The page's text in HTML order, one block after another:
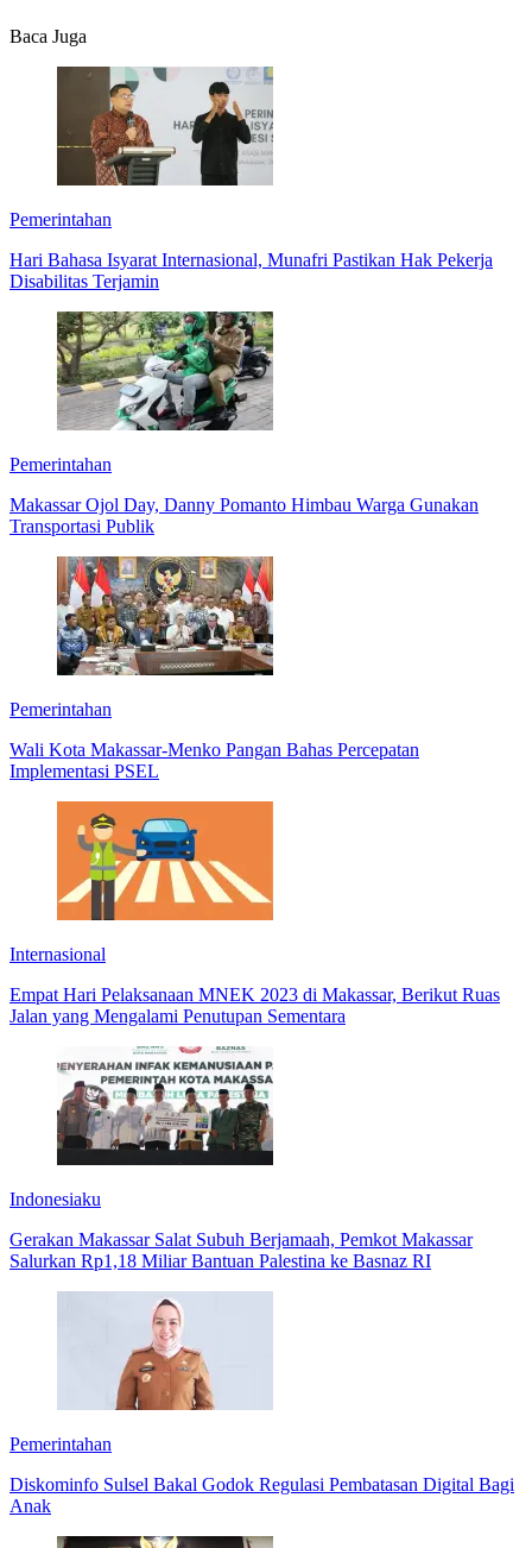
Baca Juga
Pemerintahan
Hari Bahasa Isyarat Internasional, Munafri Pastikan Hak Pekerja
Disabilitas Terjamin
Pemerintahan
Makassar Ojol Day, Danny Pomanto Himbau Warga Gunakan
Transportasi Publik
Pemerintahan
Wali Kota Makassar-Menko Pangan Bahas Percepatan
Implementasi PSEL
Internasional
Empat Hari Pelaksanaan MNEK 2023 di Makassar, Berikut Ruas
Jalan yang Mengalami Penutupan Sementara
Indonesiaku
Gerakan Makassar Salat Subuh Berjamaah, Pemkot Makassar
Salurkan Rp1,18 Miliar Bantuan Palestina ke Basnaz RI
Pemerintahan
Diskominfo Sulsel Bakal Godok Regulasi Pembatasan Digital Bagi
Anak